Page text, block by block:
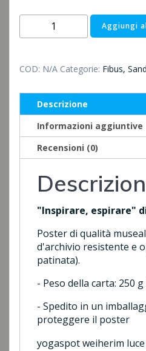
Breathe
in,
out
Aggiungi
COD: N/A Categorie: Fibus,
Descrizione
Informazioni aggiuntive
Recensioni (0)
"Inspirare, espirare"
Poster di qualità
d'archivio resistente e
patinata).
- Peso della carta: 250 g
- Spedito in un
proteggere il poster
yogaspot weiherim